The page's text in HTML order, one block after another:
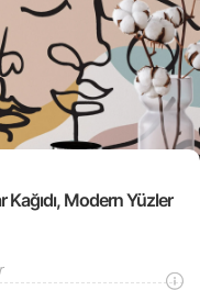
Modern Yüzler